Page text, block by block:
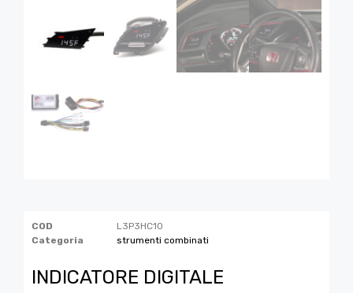
COD
L3P3HC10
Categoria
strumenti combinati
INDICATORE DIGITALE